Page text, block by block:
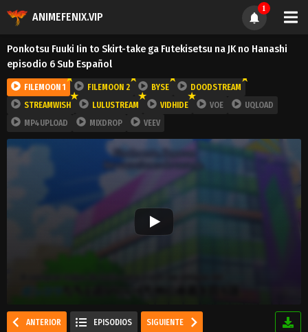
ANIMEFENIX.VIP
1
Ponkotsu Fuuki Iin to Skirt-take ga Futekisetsu na JK no Hanashi
episodio 6 Sub Español
FILEMOON 1 FILEMOON 2 BYSE
DOODSTREAM
STREAMWISH
LULUSTREAM VIDHIDE VOE
UQLOAD
MP4UPLOAD
MIXDROP VEEV
ANTERIOR EPISODIOS SIGUIENTE